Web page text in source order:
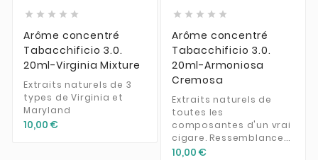
    
Arôme concentré
Tabacchificio 3.0.
20ml-Virginia Mixture
Extraits naturels de 3
types de Virginia et
Maryland
10,00 €
    
Arôme concentré
Tabacchificio 3.0.
20ml-Armoniosa
Cremosa
Extraits naturels de
toutes les
composantes d'un vrai
cigare. Ressemblance...
10,00 €